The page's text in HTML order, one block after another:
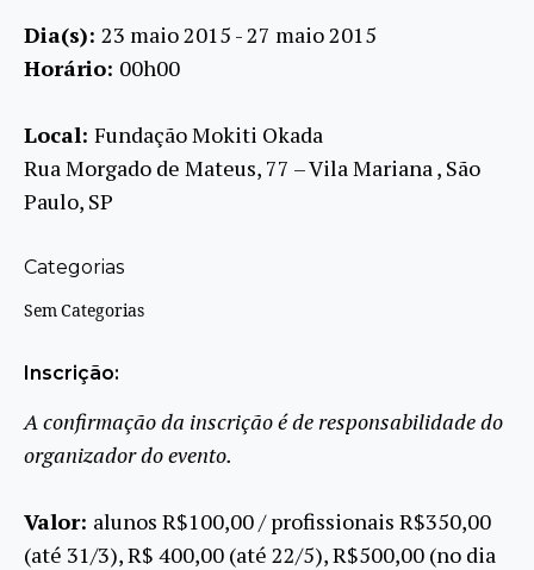
Dia(s): 23 maio 2015 - 27 maio 2015
Horário: 00h00
Local: Fundação Mokiti Okada
Rua Morgado de Mateus, 77 – Vila Mariana , São
Paulo, SP
Categorias
Sem Categorias
Inscrição:
A confirmação da inscrição é de responsabilidade do
organizador do evento.
Valor: alunos R$100,00 / profissionais R$350,00
(até 31/3), R$ 400,00 (até 22/5), R$500,00 (no dia